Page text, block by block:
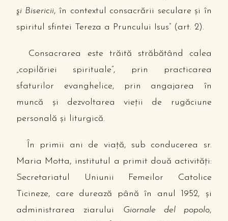
şi Bisericii, în contextul consacrării seculare şi în
spiritul sfintei Tereza a Pruncului Isus” (art. 2).
Consacrarea este trăită străbătând calea
„copilăriei spirituale”, prin practicarea
sfaturilor evanghelice, prin angajarea în
muncă şi dezvoltarea vieţii de rugăciune
personală şi liturgică.
În primii ani de viaţă, sub conducerea sr.
Maria Motta, institutul a primit două activităţi:
Secretariatul Uniunii Femeilor Catolice
Ticineze, care durează până în anul 1952, şi
administrarea ziarului Giornale del popolo,